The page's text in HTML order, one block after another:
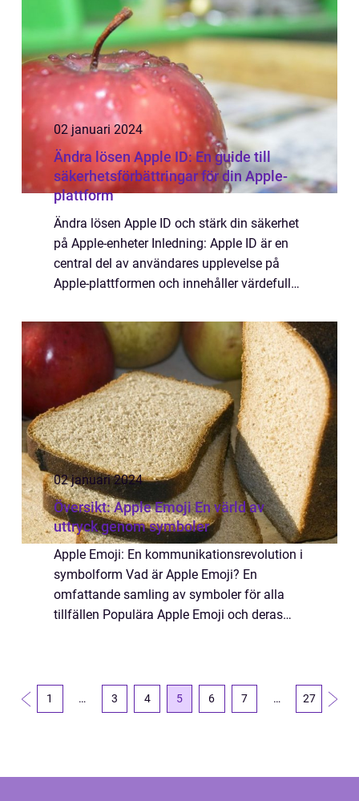
02 januari 2024
Ändra lösen Apple ID: En guide till
säkerhetsförbättringar för din Apple-
plattform
Ändra lösen Apple ID och stärk din säkerhet
på Apple-enheter Inledning: Apple ID är en
central del av användares upplevelse på
Apple-plattformen och innehåller värdefulla
att skydda denna information och f...
02 januari 2024
Översikt: Apple Emoji En värld av
uttryck genom symboler
Apple Emoji: En kommunikationsrevolution i
symbolform Vad är Apple Emoji? En
omfattande samling av symboler för alla
tillfällen Populära Apple Emoji och deras
1 … 3 4 5 6 7 … 27